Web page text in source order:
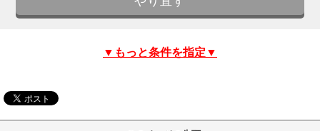
▼もっと条件を指定▼